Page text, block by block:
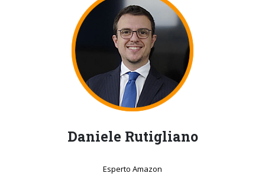
Daniele Rutigliano
Esperto Amazon